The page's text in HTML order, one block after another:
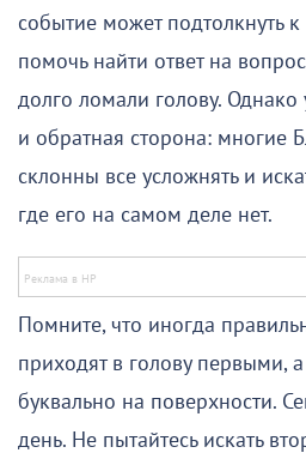
событие может подтолкнуть
помочь найти ответ на
долго ломали голову. Однако
и обратная сторона: многие
склонны все усложнять и
где его на самом деле нет.
Помните, что иногда
приходят в голову первыми,
буквально на поверхности.
день. Не пытайтесь искать